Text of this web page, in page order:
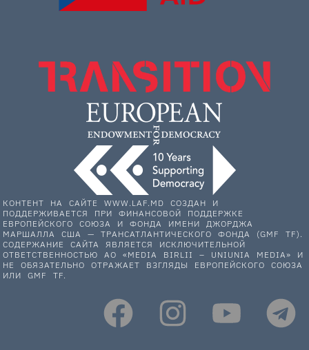
КОНТЕНТ НА САЙТЕ WWW.LAF.MD СОЗДАН И
ПОДДЕРЖИВАЕТСЯ ПРИ ФИНАНСОВОЙ ПОДДЕРЖКЕ
ЕВРОПЕЙСКОГО СОЮЗА И ФОНДА ИМЕНИ ДЖОРДЖА
МАРШАЛЛА США — ТРАНСАТЛАНТИЧЕСКОГО ФОНДА (GMF TF).
СОДЕРЖАНИЕ САЙТА ЯВЛЯЕТСЯ ИСКЛЮЧИТЕЛЬНОЙ
ОТВЕТСТВЕННОСТЬЮ АО «MEDIA BIRLII – UNIUNIA MEDIA» И
НЕ ОБЯЗАТЕЛЬНО ОТРАЖАЕТ ВЗГЛЯДЫ ЕВРОПЕЙСКОГО СОЮЗА
ИЛИ GMF TF.